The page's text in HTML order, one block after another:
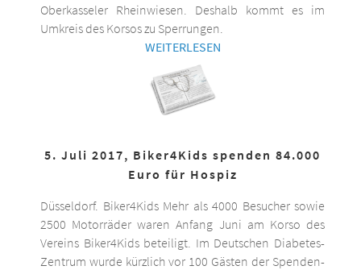
Oberkasseler Rheinwiesen. Deshalb kommt es im
Umkreis des Korsos zu Sperrungen.
WEITERLESEN
5. Juli 2017, Biker4Kids spenden 84.000
Euro für Hospiz
Düsseldorf. Biker4Kids Mehr als 4000 Besucher sowie
2500 Motorräder waren Anfang Juni am Korso des
Vereins Biker4Kids beteiligt. Im Deutschen Diabetes-
Zentrum wurde kürzlich vor 100 Gästen der Spenden-